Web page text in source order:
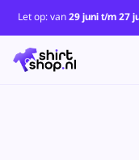
Let op: van29 juni t/m 27